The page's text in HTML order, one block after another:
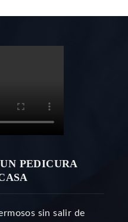
PEDICURA
sin salir de